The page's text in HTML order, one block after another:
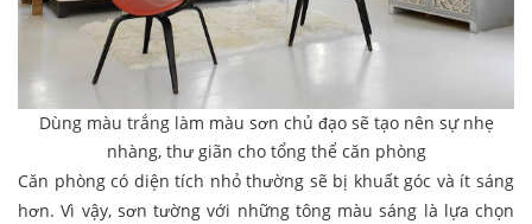
Dùng màu trắng làm màu sơn chủ đạo sẽ tạo nên sự nhẹ
nhàng, thư giãn cho tổng thể căn phòng
Căn phòng có diện tích nhỏ thường sẽ bị khuất góc và ít sáng
hơn. Vì vậy, sơn tường với những tông màu sáng là lựa chọn